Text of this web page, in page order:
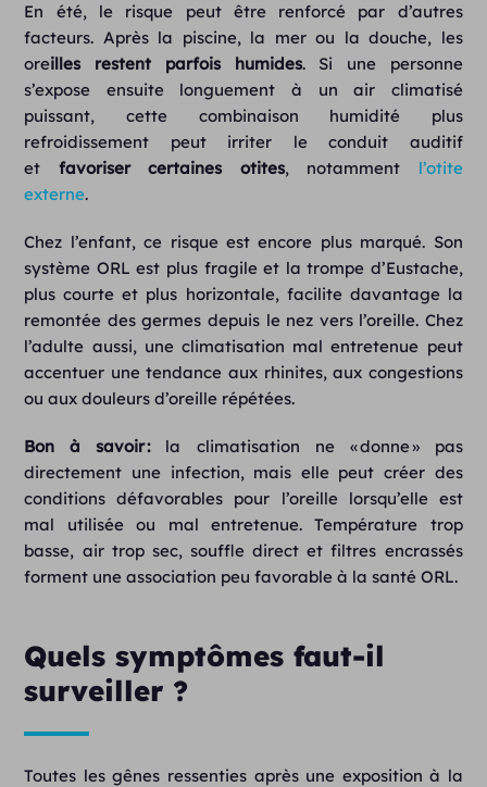
En été, le risque peut être renforcé par d’autres
facteurs. Après la piscine, la mer ou la douche, les
oreilles restent parfois humides. Si une personne
s’expose ensuite longuement à un air climatisé
puissant, cette combinaison humidité plus
refroidissement peut irriter le conduit auditif
et favoriser certaines otites, notamment l’otite
externe.
Chez l’enfant, ce risque est encore plus marqué. Son
système ORL est plus fragile et la trompe d’Eustache,
plus courte et plus horizontale, facilite davantage la
remontée des germes depuis le nez vers l’oreille. Chez
l’adulte aussi, une climatisation mal entretenue peut
accentuer une tendance aux rhinites, aux congestions
ou aux douleurs d’oreille répétées.
Bon à savoir :la climatisation ne « donne » pas
directement une infection, mais elle peut créer des
conditions défavorables pour l’oreille lorsqu’elle est
mal utilisée ou mal entretenue. Température trop
basse, air trop sec, souffle direct et filtres encrassés
forment une association peu favorable à la santé ORL.
Quels symptômes faut-il
surveiller ?
Toutes les gênes ressenties après une exposition à la